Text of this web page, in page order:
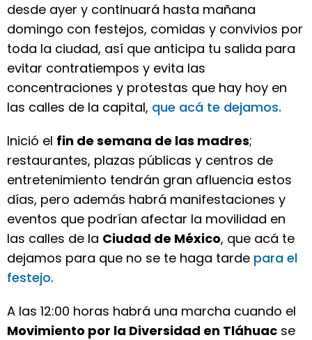
desde ayer y continuará hasta mañana
domingo con festejos, comidas y convivios por
toda la ciudad, así que anticipa tu salida para
evitar contratiempos y evita las
concentraciones y protestas que hay hoy en
las calles de la capital, que acá te dejamos.
Inició el fin de semana de las madres;
restaurantes, plazas públicas y centros de
entretenimiento tendrán gran afluencia estos
días, pero además habrá manifestaciones y
eventos que podrían afectar la movilidad en
las calles de la Ciudad de México, que acá te
dejamos para que no se te haga tarde para el
festejo.
A las 12:00 horas habrá una marcha cuando el
Movimiento por la Diversidad en Tláhuac se